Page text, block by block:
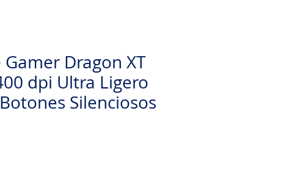
Dragon XT
dpi Ultra Ligero
Silenciosos